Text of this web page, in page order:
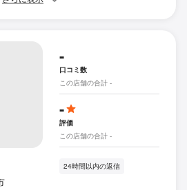
-
口コミ数
この店舗の合計 -
-
評価
この店舗の合計 -
24時間以内の返信